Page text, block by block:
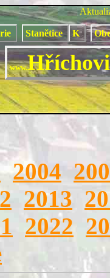
Stanětice K
www.
2004
2013
2022